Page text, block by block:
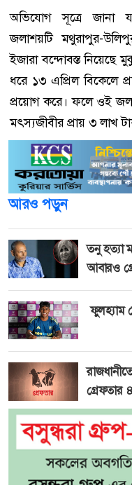
অভিযোগ সূত্রে জানা
জলাশয়টি মথুরাপুর-
ইজারা বন্দোবস্ত নিয়েছে
ধরে ১৩ এপ্রিল বিকেলে
প্রয়োগ করে। ফলে ওই
মৎস্যজীবীর প্রায় ৩ লাখ
আরও পড়ুন
তনু হত্যা
আবারও
ফুলহ্যাম
গ্রেফতার